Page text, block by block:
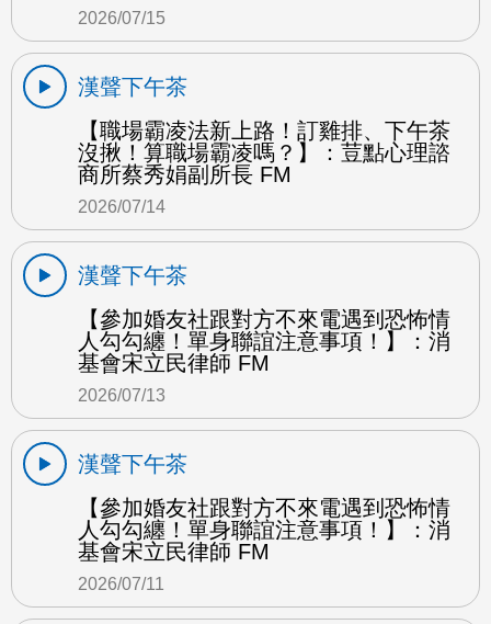
2026/07/15
漢聲下午茶
【職場霸凌法新上路！訂雞排、下午茶
沒揪！算職場霸凌嗎？】：荳點心理諮
商所蔡秀娟副所長 FM
2026/07/14
漢聲下午茶
【參加婚友社跟對方不來電遇到恐怖情
人勾勾纏！單身聯誼注意事項！】：消
基會宋立民律師 FM
2026/07/13
漢聲下午茶
【參加婚友社跟對方不來電遇到恐怖情
人勾勾纏！單身聯誼注意事項！】：消
基會宋立民律師 FM
2026/07/11